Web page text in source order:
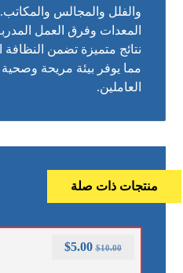
والفلل والمجالس
المعدات وفرق العمل
نتائج متميزة تضمن النظافة
مما يوفر بيئة مريحة وصحية
العاملين.
منتجات ذات صلة
$10.00
$5.00